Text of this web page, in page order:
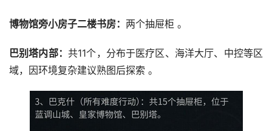
博物馆旁小房子二楼书房‌： 两个抽屉柜 ‌。
巴别塔内部‌：共11个，分布于医疗区、海洋大厅、中控等区
域，因环境复杂建议熟图后探索 ‌。